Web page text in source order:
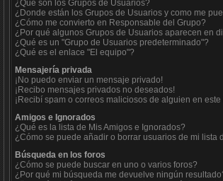
¿Qué son los Grupos de Usuarios?
¿Donde están los Grupos de Usuarios y como me
¿Cómo me convierto en Responsable del Grupo?
¿Por qué algunos Grupos de Usuarios aparecen en
¿Qué es un "Grupo de Usuarios predeterminado"?
¿Qué es el enlace "El equipo"?
Mensajería privada
¡No puedo enviar un mensaje privado!
¡Recibo mensajes privados no deseados!
¡Recibí spam o correos maliciosos de alguien en este
Amigos e Ignorados
¿Qué es la lista de Mis Amigos e Ignorados?
¿Cómo se puede añadir o borrar usuarios de mi lista
Búsqueda en los foros
¿Cómo se puede buscar en uno o varios foros?
¿Por qué mi búsqueda me devuelve ningún